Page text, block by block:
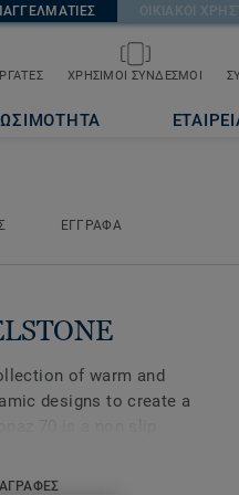
ΟΙΚΙΑΚΟΙ
ΧΡΗΣΙΜΟΙ ΣΥΝΔΕΣΜΟΙ
ΕΓΓΡΑΦΑ
of warm and
designs to create a